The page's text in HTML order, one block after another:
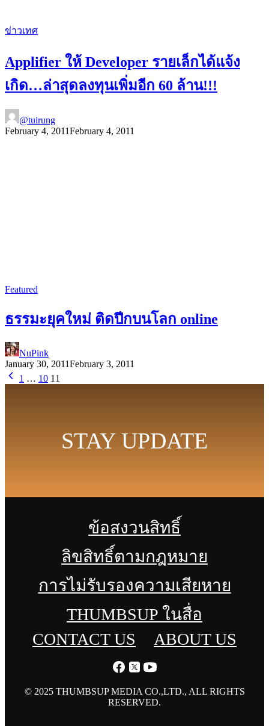
ข่าวเทศ
Applifier ให้ Developer รายเล็กได้แจ้ง
เกิด…ล่าสุดลงทุนเพิ่มอีก 60 ล้าน!!!
@tuirung
February 4, 2011February 4, 2011
Featured
ธรรมะยุคใหม่ ติดปีกบนโลก online
NuPink
January 30, 2011February 3, 2011
1 … 10 11
STAY UPDATE
ข้อสงวนสิทธิ์
ลิขสิทธิ์ตามกฎหมาย
การไม่รับรองความเสียหาย
THUMBSUP ในสื่อ
CONTACT US
ABOUT US
© 2025 THUMBSUP MEDIA CO.,LTD., ALL RIGHTS
RESERVED.